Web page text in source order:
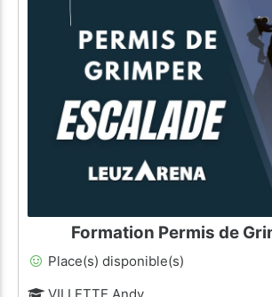
Formation Permis de
Place(s) disponible(s)